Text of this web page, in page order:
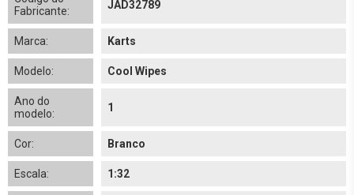
Fabricante:
JAD32789
Marca: Karts
Modelo: Cool Wipes
Ano do
modelo:
1
Cor: Branco
Escala: 1:32